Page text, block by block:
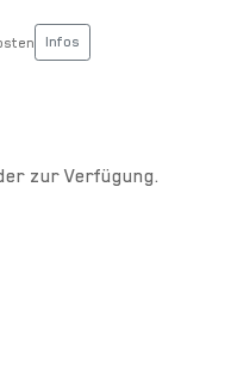
Infos
zur Verfügung.